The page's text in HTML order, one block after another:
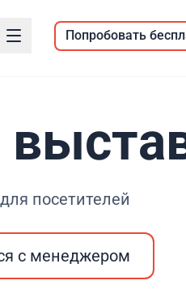
Попробовать
посетителей
с менеджером